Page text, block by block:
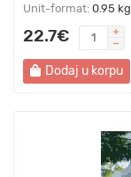
Unit-format: 0.95 kg
22.7€
Dodaj u korpu